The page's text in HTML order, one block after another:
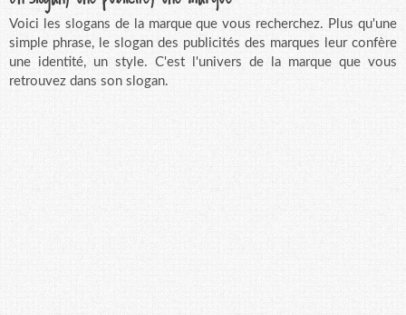
Voici les slogans de la marque que vous recherchez. Plus qu'une
simple phrase, le slogan des publicités des marques leur confère
une identité, un style. C'est l'univers de la marque que vous
retrouvez dans son slogan.